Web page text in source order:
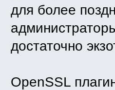
для более
достаточно
OpenSSL